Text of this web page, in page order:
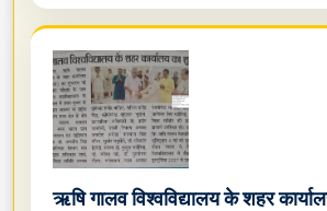
ऋषि गालव विश्वविद्यालय के शहर